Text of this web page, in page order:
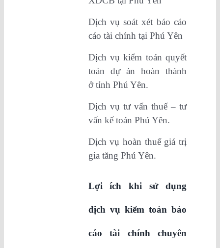
Dịch vụ soát xét báo cáo
cáo tài chính tại Phú Yên
Dịch vụ kiểm toán quyết
toán dự án hoàn thành
ở tỉnh Phú Yên.
Dịch vụ tư vấn thuế – tư
vấn kế toán Phú Yên.
Dịch vụ hoàn thuế giá trị
gia tăng Phú Yên.
Lợi ích khi sử dụng
dịch vụ kiểm toán báo
cáo tài chính chuyên